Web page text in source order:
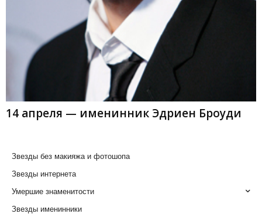
14 апреля — именинник Эдриен Броуди
Звезды без макияжа и фотошопа
Звезды интернета
Умершие знаменитости
Звезды именинники